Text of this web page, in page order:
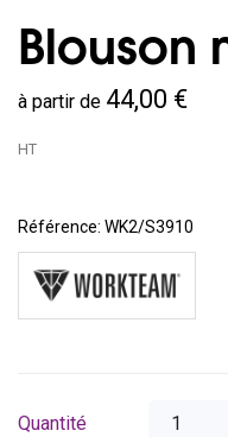
Blouson
à partir de 44,00 €
HT
Référence: WK2/S3910
Quantité